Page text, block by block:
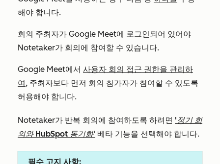
해야 합니다.
회의 주최자가 Google Meet에 로그인되어 있어야
Notetaker가 회의에 참여할 수 있습니다.
Google Meet에서 사용자 회의 접근 권한을 관리하
여, 주최자보다 먼저 회의 참가자가 참여할 수 있도록
허용해야 합니다.
Notetaker가 반복 회의에 참여하도록 하려면 '정기 회
의와 HubSpot 동기화' 베타 기능을 선택해야 합니다.
필수 고지 사항: